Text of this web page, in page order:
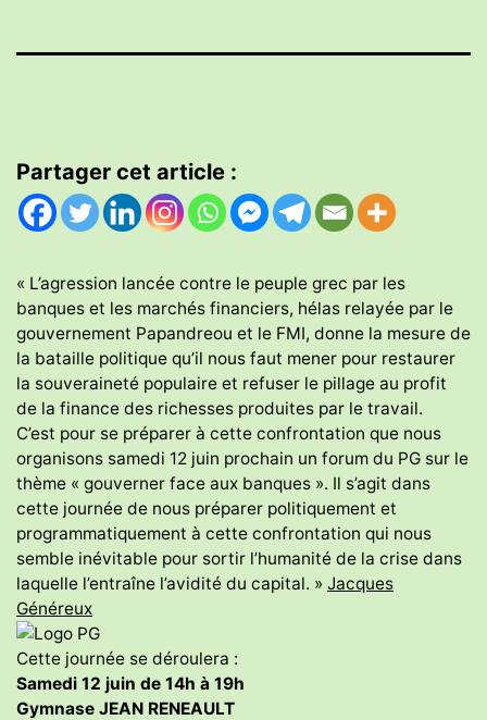
Partager cet article :
« L’agression lancée contre le peuple grec par les
banques et les marchés financiers, hélas relayée par le
gouvernement Papandreou et le FMI, donne la mesure de
la bataille politique qu’il nous faut mener pour restaurer
la souveraineté populaire et refuser le pillage au profit
de la finance des richesses produites par le travail.
C’est pour se préparer à cette confrontation que nous
organisons samedi 12 juin prochain un forum du PG sur le
thème « gouverner face aux banques ». Il s’agit dans
cette journée de nous préparer politiquement et
programmatiquement à cette confrontation qui nous
semble inévitable pour sortir l’humanité de la crise dans
laquelle l’entraîne l’avidité du capital. » Jacques
Généreux
Cette journée se déroulera :
Samedi 12 juin de 14h à 19h
Gymnase JEAN RENEAULT